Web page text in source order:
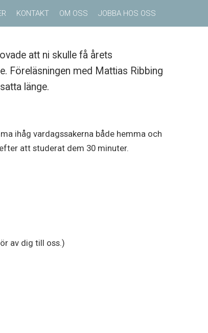
KONTAKT OM OSS JOBBA HOS OSS
att ni skulle få årets
Föreläsningen med Mattias Ribbing
länge.
ihåg vardagssakerna både hemma och
att studerat dem 30 minuter.
av dig till oss.)